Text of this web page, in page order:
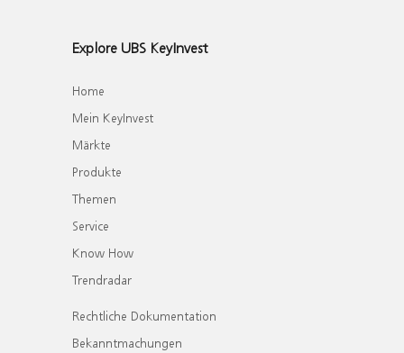
Explore UBS KeyInvest
Home
Mein KeyInvest
Märkte
Produkte
Themen
Service
Know How
Trendradar
Rechtliche Dokumentation
Bekanntmachungen